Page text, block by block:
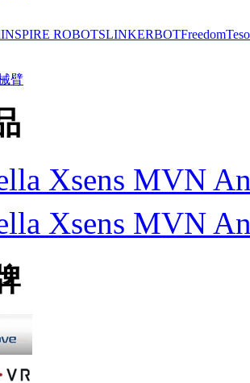
INSPIRE ROBOTSLINKERBOTFreedom
臂
Xsens MVN
Xsens MVN